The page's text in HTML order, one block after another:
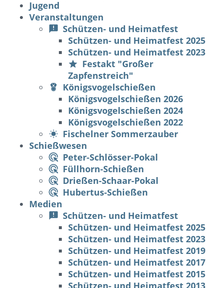
Jugend
Veranstaltungen
Schützen- und Heimatfest
Schützen- und Heimatfest 2025
Schützen- und Heimatfest 2023
Festakt "Großer
Zapfenstreich"
Königsvogelschießen
Königsvogelschießen 2026
Königsvogelschießen 2024
Königsvogelschießen 2022
Fischelner Sommerzauber
Schießwesen
Peter-Schlösser-Pokal
Füllhorn-Schießen
Drießen-Schaar-Pokal
Hubertus-Schießen
Medien
Schützen- und Heimatfest
Schützen- und Heimatfest 2025
Schützen- und Heimatfest 2023
Schützen- und Heimatfest 2019
Schützen- und Heimatfest 2017
Schützen- und Heimatfest 2015
Schützen- und Heimatfest 2013